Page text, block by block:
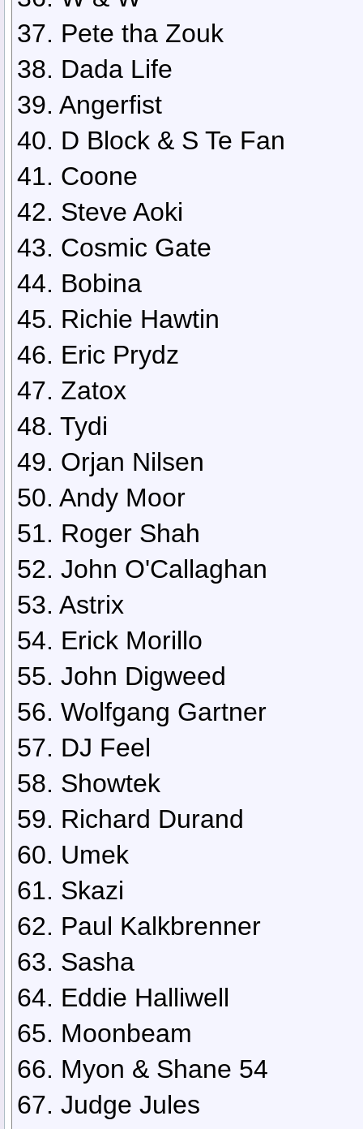
37. Pete tha Zouk
38. Dada Life
39. Angerfist
40. D Block & S Te Fan
41. Coone
42. Steve Aoki
43. Cosmic Gate
44. Bobina
45. Richie Hawtin
46. Eric Prydz
47. Zatox
48. Tydi
49. Orjan Nilsen
50. Andy Moor
51. Roger Shah
52. John O'Callaghan
53. Astrix
54. Erick Morillo
55. John Digweed
56. Wolfgang Gartner
57. DJ Feel
58. Showtek
59. Richard Durand
60. Umek
61. Skazi
62. Paul Kalkbrenner
63. Sasha
64. Eddie Halliwell
65. Moonbeam
66. Myon & Shane 54
67. Judge Jules